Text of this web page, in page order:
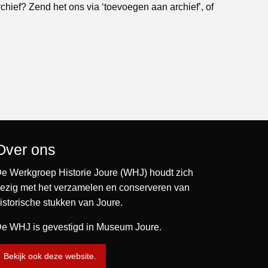
Zend het ons via ‘toevoegen aan archief’, of
ons
Werkgroep Historie Joure (WHJ) houdt zich
met het verzamelen en conserveren van
stukken van Joure.
WHJ is gevestigd in Museum Joure.
Bekijk ook deze website.